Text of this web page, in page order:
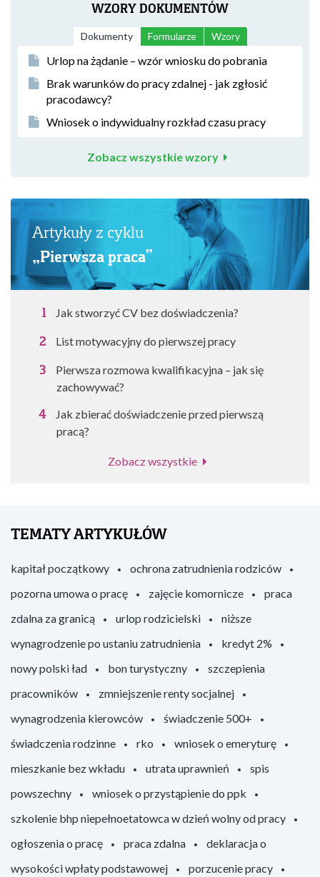
WZORY DOKUMENTÓW
Dokumenty Formularze Wzory
Urlop na żądanie – wzór wniosku do pobrania
Brak warunków do pracy zdalnej - jak zgłosić
pracodawcy?
Wniosek o indywidualny rozkład czasu pracy
Zobacz wszystkie wzory
Artykuły z cyklu
„Pierwsza praca”
Jak stworzyć CV bez doświadczenia?
List motywacyjny do pierwszej pracy
Pierwsza rozmowa kwalifikacyjna – jak się
zachowywać?
Jak zbierać doświadczenie przed pierwszą
pracą?
Zobacz wszystkie
TEMATY ARTYKUŁÓW
kapitał początkowy
ochrona zatrudnienia rodziców
pozorna umowa o pracę
zajęcie komornicze
praca
zdalna za granicą
urlop rodzicielski
niższe
wynagrodzenie po ustaniu zatrudnienia
kredyt 2%
nowy polski ład
bon turystyczny
szczepienia
pracowników
zmniejszenie renty socjalnej
wynagrodzenia kierowców
świadczenie 500+
świadczenia rodzinne
rko
wniosek o emeryturę
mieszkanie bez wkładu
utrata uprawnień
spis
powszechny
wniosek o przystąpienie do ppk
szkolenie bhp niepełnoetatowca w dzień wolny od pracy
ogłoszenia o pracę
praca zdalna
deklaracja o
wysokości wpłaty podstawowej
porzucenie pracy